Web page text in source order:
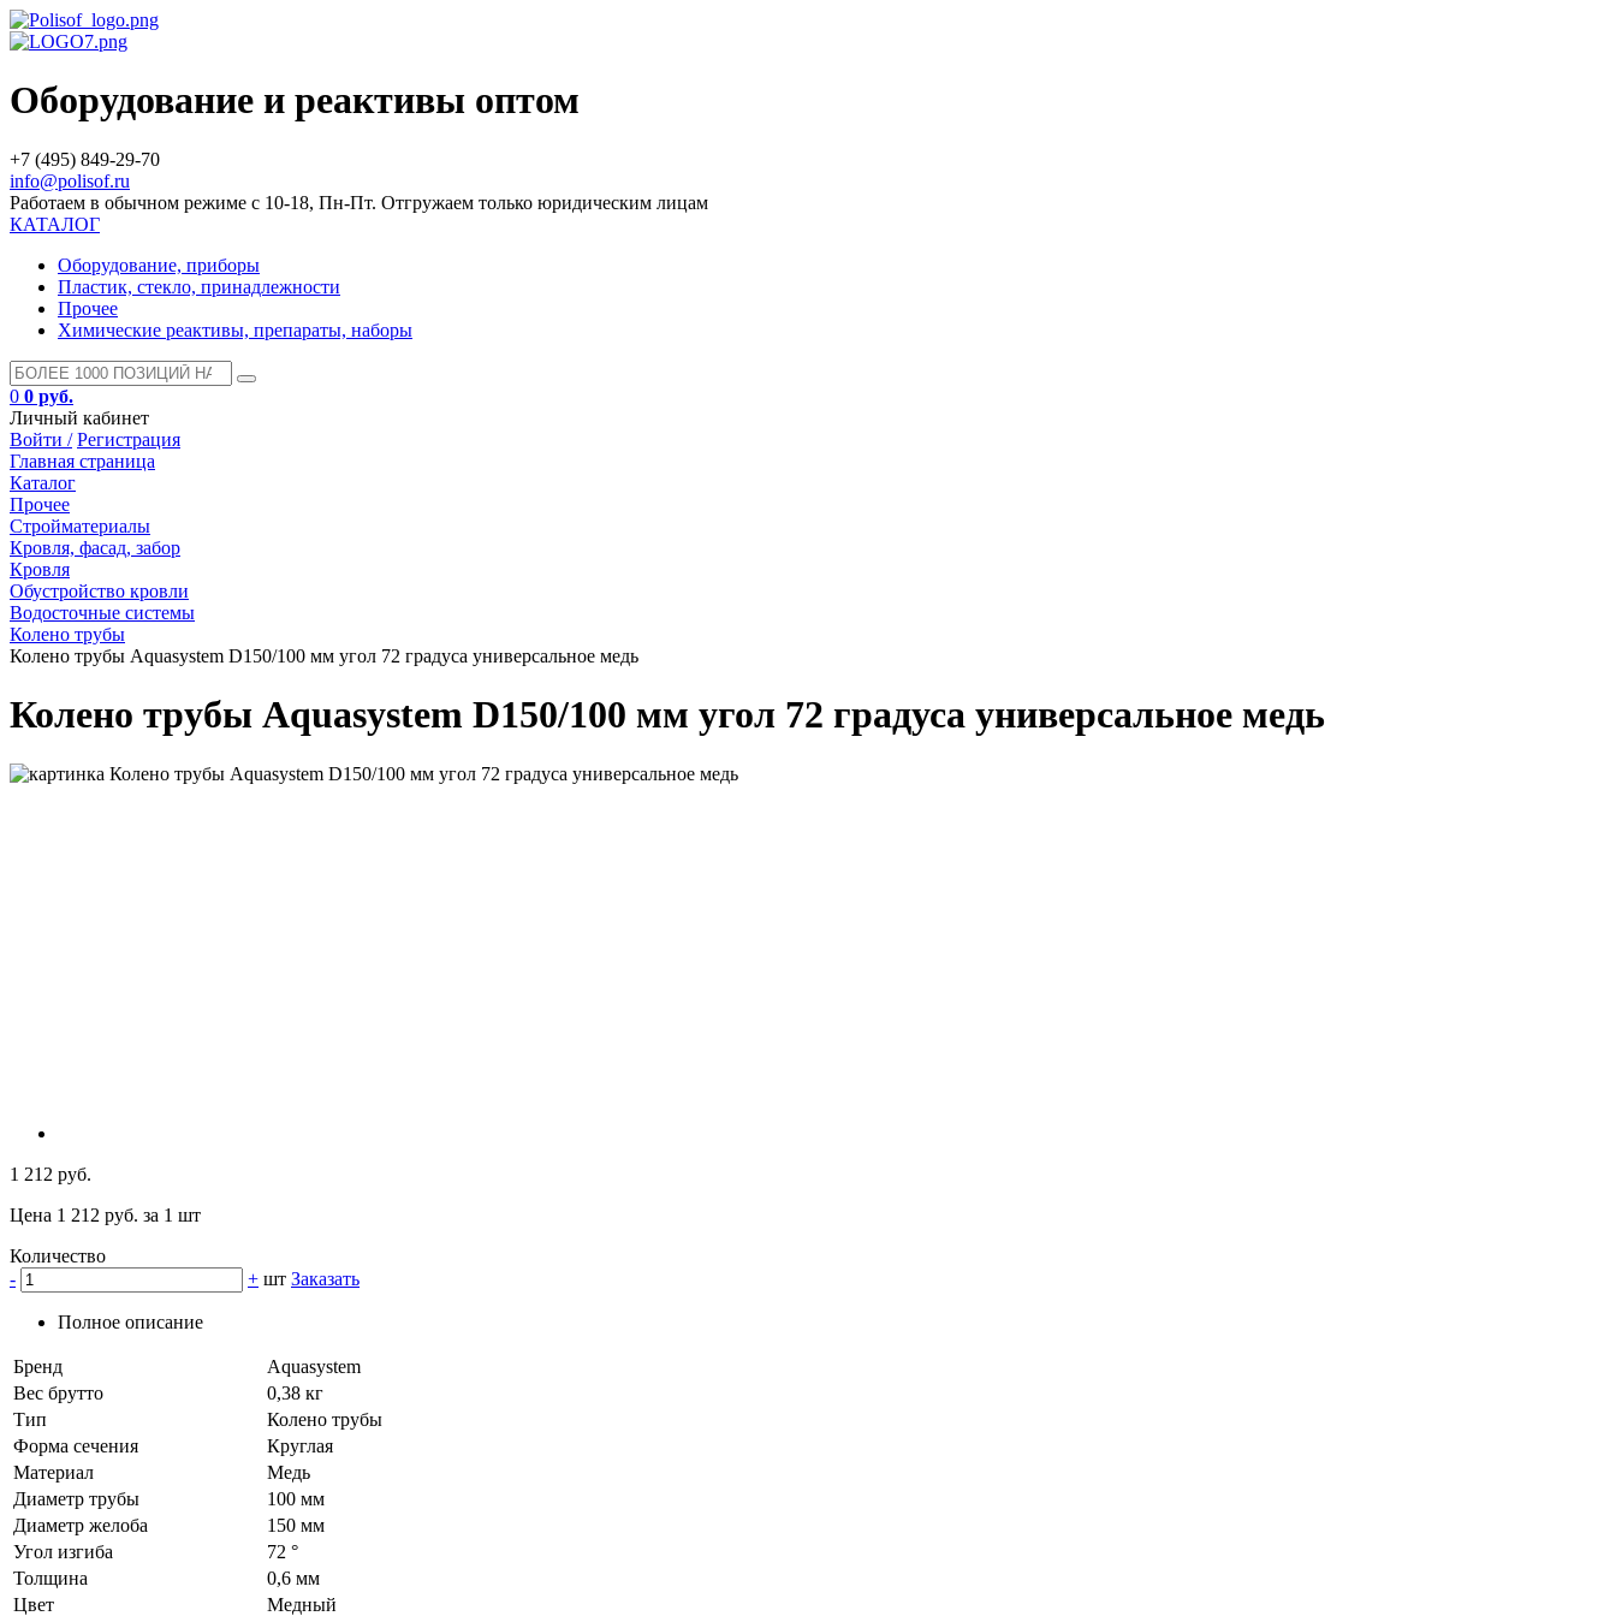
Оборудование и реактивы оптом
+7 (495) 849-29-70
info@polisof.ru
Работаем в обычном режиме с 10-18, Пн-Пт. Отгружаем только юридическим лицам
КАТАЛОГ
Оборудование, приборы
Пластик, стекло, принадлежности
Прочее
Химические реактивы, препараты, наборы
0 0 руб.
Личный кабинет
Войти / Регистрация
Главная страница
Каталог
Прочее
Стройматериалы
Кровля, фасад, забор
Кровля
Обустройство кровли
Водосточные системы
Колено трубы
Колено трубы Aquasystem D150/100 мм угол 72 градуса универсальное медь
Колено трубы Aquasystem D150/100 мм угол 72 градуса универсальное медь
1 212 руб.
Цена 1 212 руб. за 1 шт
Количество
-
+ шт Заказать
Полное описание
Бренд
Aquasystem
Вес брутто
0,38 кг
Тип
Колено трубы
Форма сечения
Круглая
Материал
Медь
Диаметр трубы
100 мм
Диаметр желоба
150 мм
Угол изгиба
72 °
Толщина
0,6 мм
Цвет
Медный